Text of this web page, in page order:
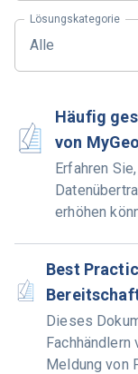
Lösungskategorie
Alle
Häufig
von
Erfahren
erhöhen
Best
Dieses
Meldung von